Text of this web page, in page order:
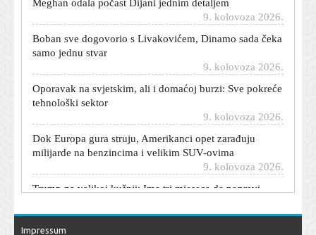
9. kolovoza 2026.
samo jednu stvar
tehnološki sektor
milijarde na benzincima i velikim SUV-ovima
9. kolovoza 2026.
imidž, inače bi mogao izgubiti sve
Nova senzacija mladih Hrvatica na Svjetskom
Impressum